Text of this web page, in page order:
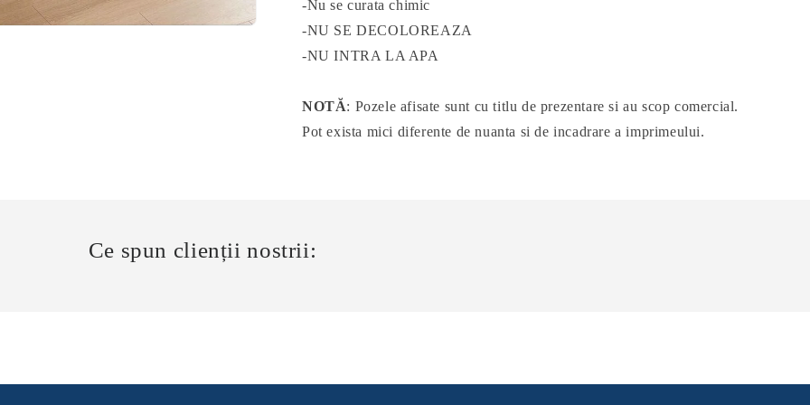
-Nu se curata chimic
-NU SE DECOLOREAZA
-NU INTRA LA APA
NOTĂ: Pozele afisate sunt cu titlu de prezentare si au scop comercial.
Pot exista mici diferente de nuanta si de incadrare a imprimeului.
Ce spun clienții nostrii: